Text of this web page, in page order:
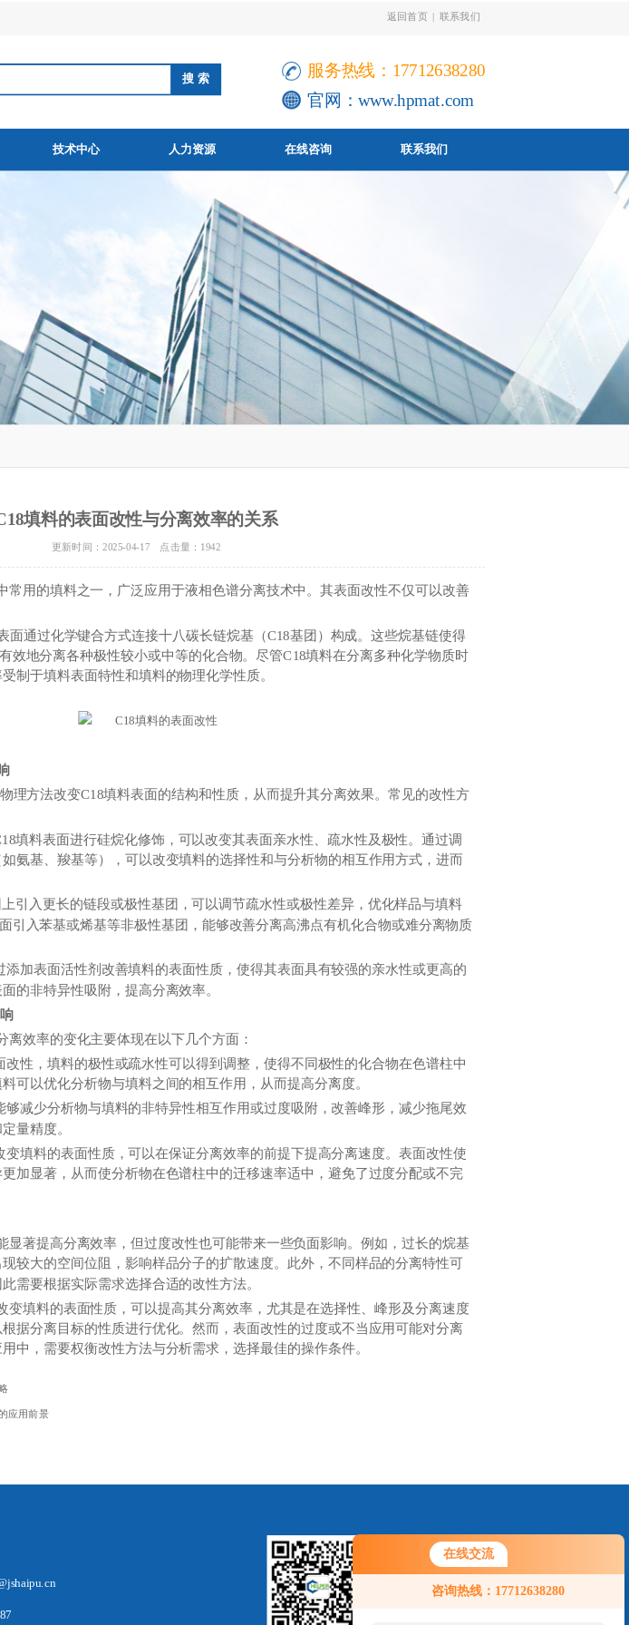
在线交流
咨询热线：17712638280
返回首页 联系我们
服务热线：17712638280
官网：www.hpmat.com
技术中心 人力资源 在线咨询 联系我们
填料的表面改性与分离效率的关系
更新时间：2025-04-17 点击量： 1942
用的填料之一，广泛应用于液相色谱分离技术中。其表面改性不仅可以改善
面通过化学键合方式连接十八碳长链烷基（C18基团）构成。这些烷基链使得
效地分离各种极性较小或中等的化合物。尽管C18填料在分离多种化学物质时
制于填料表面特性和填料的物理化学性质。
方法改变C18填料表面的结构和性质，从而提升其分离效果。常见的改性方
填料表面进行硅烷化修饰，可以改变其表面亲水性、疏水性及极性。通过调
氨基、羧基等），可以改变填料的选择性和与分析物的相互作用方式，进而
上引入更长的链段或极性基团，可以调节疏水性或极性差异，优化样品与填料
引入苯基或烯基等非极性基团，能够改善分离高沸点有机化合物或难分离物质
添加表面活性剂改善填料的表面性质，使得其表面具有较强的亲水性或更高的
的非特异性吸附，提高分离效率。
效率的变化主要体现在以下几个方面：
改性，填料的极性或疏水性可以得到调整，使得不同极性的化合物在色谱柱中
可以优化分析物与填料之间的相互作用，从而提高分离度。
够减少分析物与填料的非特异性相互作用或过度吸附，改善峰形，减少拖尾效
量精度。
变填料的表面性质，可以在保证分离效率的前提下提高分离速度。表面改性使
加显著，从而使分析物在色谱柱中的迁移速率适中，避免了过度分配或不完
著提高分离效率，但过度改性也可能带来一些负面影响。例如，过长的烷基
较大的空间位阻，影响样品分子的扩散速度。此外，不同样品的分离特性可
需要根据实际需求选择合适的改性方法。
填料的表面性质，可以提高其分离效率，尤其是在选择性、峰形及分离速度
据分离目标的性质进行优化。然而，表面改性的过度或不当应用可能对分离
中，需要权衡改性方法与分析需求，选择最佳的操作条件。
应用前景